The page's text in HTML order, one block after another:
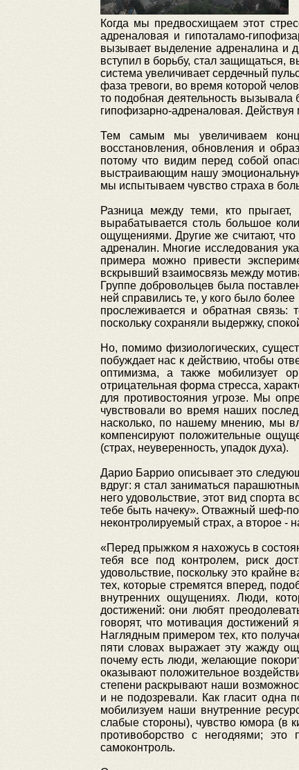
Когда мы предвосхищаем этот
адреналовая и гипоталамо-
вызывает выделение адреналина и
вступил в борьбу, стал защищаться,
система увеличивает сердечный
фаза тревоги, во время которой
то подобная деятельность
гипофизарно-адреналовая.
Тем самым мы увеличиваем
восстановления, обновления и
потому что видим перед собой
выстраивающим нашу
мы испытываем чувство страха в
Разница между теми, кто
вырабатывается столь большое
ощущениями. Другие же считают,
адреналин. Многие исследования
примера можно привести
вскрывший взаимосвязь между
Группе добровольцев была
ней справились те, у кого было
прослеживается и обратная
поскольку сохраняли выдержку,
Но, помимо физиологических,
побуждает нас к действию, чтобы
оптимизма, а также мобилизует
отрицательная форма стресса,
для противостояния угрозе. Мы
чувствовали во время наших
насколько, по нашему мнению, мы
компенсируют положительные
(страх, неуверенность, упадок духа).
Дарио Баррио описывает это
вдруг: я стал заниматься
него удовольствие, этот вид спорта
тебе быть начеку». Отважный шеф-
неконтролируемый страх, а второе -
«Перед прыжком я нахожусь в
тебя все под контролем, риск
удовольствие, поскольку это
тех, которые стремятся вперед,
внутренних ощущениях. Люди,
достижений: они любят
говорят, что мотивация достижений
Наглядным примером тех, кто
пяти словах выражает эту жажду
почему есть люди, желающие
оказывают положительное
степени раскрывают наши
и не подозревали. Как гласит одна
мобилизуем наши внутренние
слабые стороны), чувство юмора (в
противоборство с негодяями;
самоконтроль.